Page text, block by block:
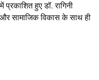
हुए डॉ. रागिनी
और सामाजिक विकास के साथ ही